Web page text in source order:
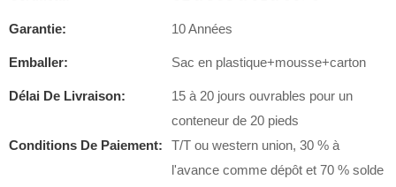
Garantie: 10 Années
Emballer: Sac en plastique+mousse+carton
Délai De Livraison:
15 à 20 jours ouvrables pour un
conteneur de 20 pieds
Conditions De Paiement:
T/T ou western union, 30 % à
l'avance comme dépôt et 70 % solde